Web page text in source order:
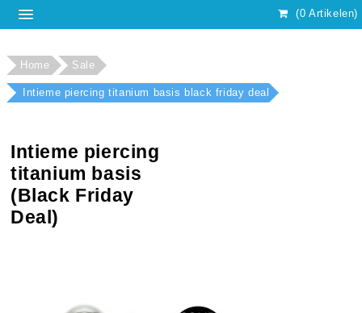
(0 Artikelen)
Home Sale
Intieme piercing titanium basis black friday deal
Intieme piercing
titanium basis
(Black Friday
Deal)